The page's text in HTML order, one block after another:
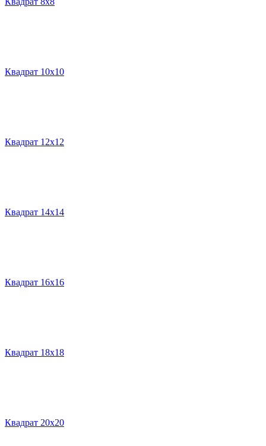
Квадрат 10х10
Квадрат 12х12
Квадрат 14х14
Квадрат 16х16
Квадрат 18х18
Квадрат 20х20